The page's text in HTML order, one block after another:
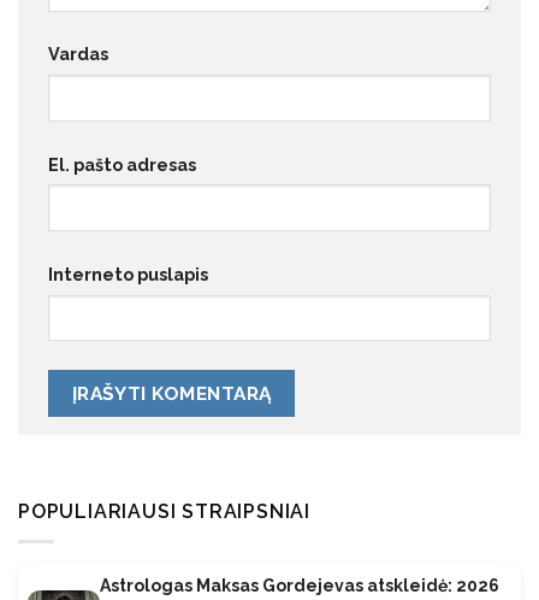
Vardas
El. pašto adresas
Interneto puslapis
POPULIARIAUSI STRAIPSNIAI
Astrologas Maksas Gordejevas atskleidė: 2026